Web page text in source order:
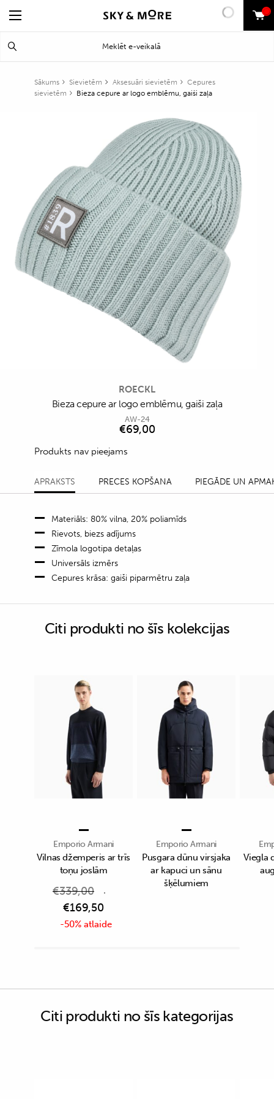
0
Sākums Sievietēm Aksesuāri sievietēm
Cepures
sievietēm
Bieza cepure ar logo emblēmu, gaiši zaļa
ROECKL
Bieza cepure ar logo emblēmu, gaiši zaļa
AW-24
€69,00
Produkts nav pieejams
APRAKSTS PRECES KOPŠANA PIEGĀDE UN
Materiāls: 80% vilna, 20% poliamīds
Rievots, biezs adījums
Zīmola logotipa detaļas
Universāls izmērs
Cepures krāsa: gaiši piparmētru zaļa
Citi produkti no šīs kolekcijas
Emporio Armani
Vilnas džemperis ar trīs
toņu joslām
€339,00
€169,50
-50% atlaide
Emporio Armani
Pusgara dūnu virsjaka
ar kapuci un sānu
šķēlumiem
Viegla
Citi produkti no šīs kategorijas